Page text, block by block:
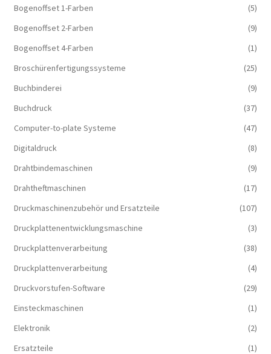
Bogenoffset 1-Farben
(5)
Bogenoffset 2-Farben
(9)
Bogenoffset 4-Farben
(1)
Broschürenfertigungssysteme
(25)
Buchbinderei
(9)
Buchdruck
(37)
Computer-to-plate Systeme
(47)
Digitaldruck
(8)
Drahtbindemaschinen
(9)
Drahtheftmaschinen
(17)
Druckmaschinenzubehör und Ersatzteile
(107)
Druckplattenentwicklungsmaschine
(3)
Druckplattenverarbeitung
(38)
Druckplattenverarbeitung
(4)
Druckvorstufen-Software
(29)
Einsteckmaschinen
(1)
Elektronik
(2)
Ersatzteile
(1)